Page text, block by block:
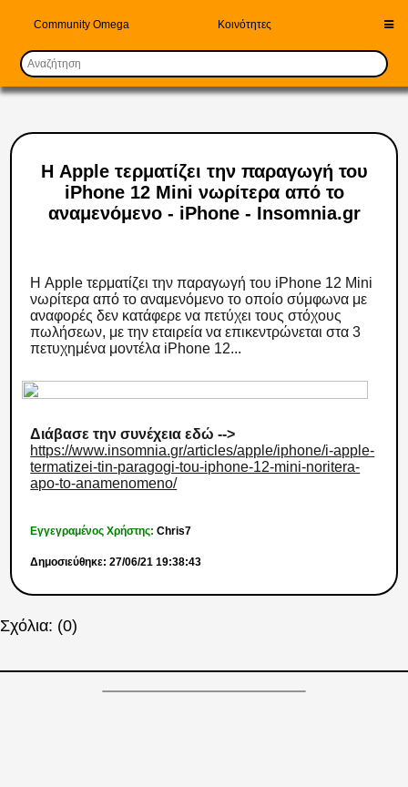
Community Omega Κοινότητες
Η Apple τερματίζει την παραγωγή του
iPhone 12 Mini νωρίτερα από το
αναμενόμενο - iPhone - Insomnia.gr
Η Apple τερματίζει την παραγωγή του iPhone 12 Mini
νωρίτερα από το αναμενόμενο το οποίο σύμφωνα με
αναφορές δεν κατάφερε να πετύχει τους στόχους
πωλήσεων, με την εταιρεία να επικεντρώνεται στα 3
πετυχημένα μοντέλα iPhone 12...
Διάβασε την συνέχεια εδώ -->
https://www.insomnia.gr/articles/apple/iphone/i-apple-
termatizei-tin-paragogi-tou-iphone-12-mini-noritera-
apo-to-anamenomeno/
Εγγεγραμένος Χρήστης:Chris7
Δημοσιεύθηκε: 27/06/21 19:38:43
Σχόλια: (0)